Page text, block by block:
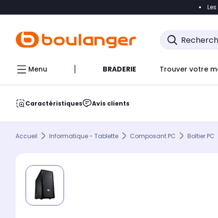
Accéder
Menu BRADERIE Trouver votre
Caractéristiques Avis clients
Accueil Informatique - Tablette Composant PC Boîtier PC